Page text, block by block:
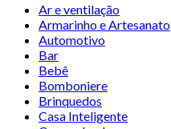
Ar e ventilação
Armarinho e Artesanato
Automotivo
Bar
Bebê
Bomboniere
Brinquedos
Casa Inteligente